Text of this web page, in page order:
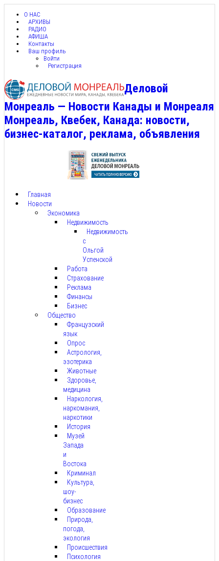
О НАС
АРХИВЫ
РАДИО
АФИША
Контакты
Ваш профиль
Войти
Регистрация
Деловой
Монреаль — Новости Канады и Монреаля
Монреаль, Квебек, Канада: новости,
бизнес-каталог, реклама, объявления
Главная
Новости
Экономика
Недвижимость
Недвижимость
с
Ольгой
Успенской
Работа
Страхование
Реклама
Финансы
Бизнес
Общество
Французский
язык
Опрос
Астрология,
эзотерика
Животные
Здоровье,
медицина
Наркология,
наркомания,
наркотики
История
Музей
Запада
и
Востока
Криминал
Культура,
шоу-
бизнес
Образование
Природа,
погода,
экология
Происшествия
Психология